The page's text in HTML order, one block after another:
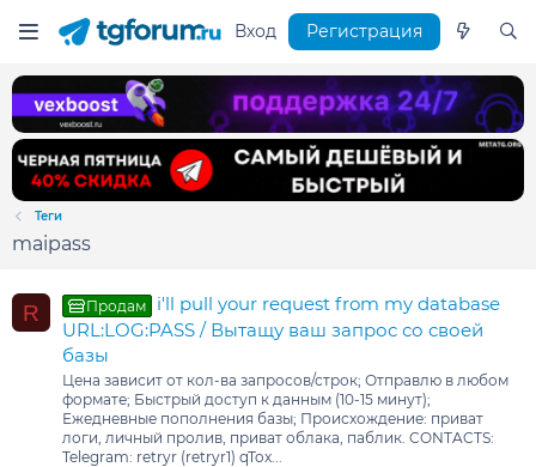
Вход Регистрация
Теги
maipass
R Продам
i'll pull your request from my database
URL:LOG:PASS / Вытащу ваш запрос со своей
базы
Цена зависит от кол-ва запросов/строк; Отправлю в любом
формате; Быстрый доступ к данным (10-15 минут);
Ежедневные пополнения базы; Происхождение: приват
логи, личный пролив, приват облака, паблик. CONTACTS:
Telegram: retryr (retryr1) qTox...